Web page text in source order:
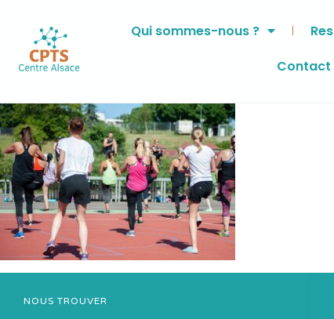
Qui sommes-nous ?
Contact
NOUS TROUVER